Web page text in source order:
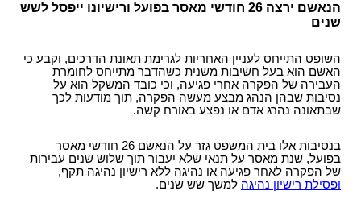
הנאשם ירצה 26 חודשי מאסר בפועל ורישיונו ייפסל לשש
שנים
השופט התייחס לעניין האחריות לגרימת תאונת הדרכים, וקבע כי
האשם הוא בעל חשיבות משנית כשהדבר מתייחס לחומרת
העבירה של הפקרה אחרי פגיעה, וכי כובד המשקל הוא על
נסיבות שבהן הנהג מבצע מעשה הפקרה, תוך מודעות לכך
שבתאונה נהרג אדם או נפצע באורח קשה.
בנסיבות אלו בית המשפט גזר על הנאשם 26 חודשי מאסר
בפועל, שנת מאסר על תנאי שלא יעבור תוך שלוש שנים עבירות
של הפקרה לאחר פגיעה או נהיגה ללא רישיון נהיגה תקף,
ופסילת רישיון נהיגה למשך שש שנים.